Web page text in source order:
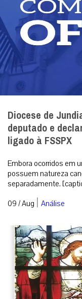
Diocese de
deputado e
ligado à FSSPX
Embora ocorridos em
possuem natureza
separadamente.
09 / Aug | Análise